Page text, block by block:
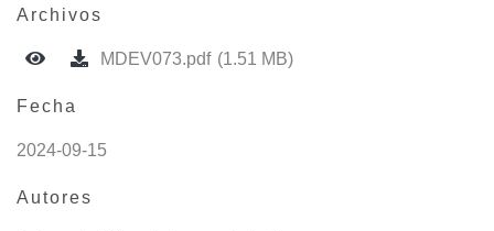
Archivos
MDEV073.pdf (1.51 MB)
Fecha
2024-09-15
Autores